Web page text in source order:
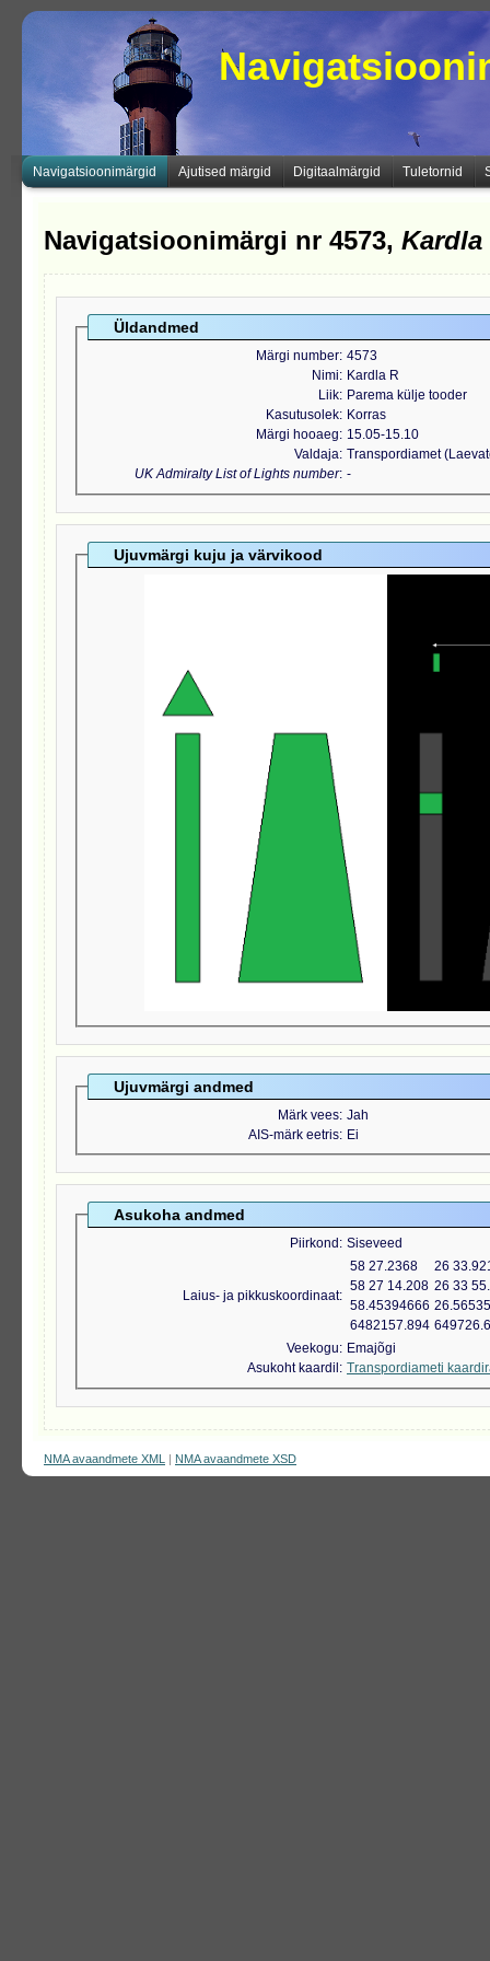
Navigatsioonimärgid Ajutised märgid Digitaalmärgid Tuletornid
Navigatsioonimärgi nr 4573, Kardla
Üldandmed
Märgi number 4573
Nimi
Kardla R
Liik
Parema külje tooder
Kasutusolek
Korras
Märgi hooaeg
15.05-15.10
Valdaja Transpordiamet
UK Admiralty List of Lights number -
Ujuvmärgi kuju ja värvikood
Ujuvmärgi andmed
Märk vees Jah
AIS-märk eetris Ei
Asukoha andmed
Piirkond Siseveed
Laius- ja pikkuskoordinaat
58 27.2368
26
58 27 14.208 26 33
58.45394666
6482157.894
Veekogu
Emajõgi
Asukoht kaardil
Transpordiameti
NMA avaandmete XML | NMA avaandmete XSD